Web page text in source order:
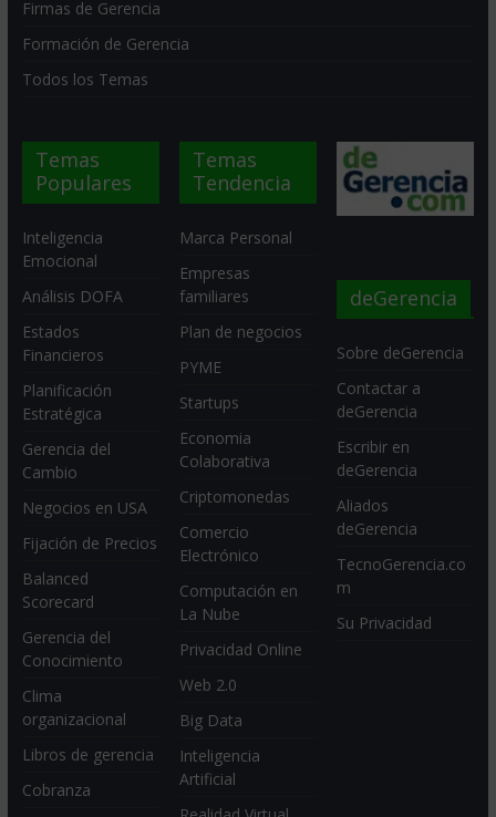
Firmas de Gerencia
Formación de Gerencia
Todos los Temas
Temas
Populares
Inteligencia
Emocional
Análisis DOFA
Estados
Financieros
Planificación
Estratégica
Gerencia del
Cambio
Negocios en USA
Fijación de Precios
Balanced
Scorecard
Gerencia del
Conocimiento
Clima
organizacional
Libros de gerencia
Cobranza
Temas
Tendencia
Marca Personal
Empresas
familiares
Plan de negocios
PYME
Startups
Economia
Colaborativa
Criptomonedas
Comercio
Electrónico
Computación en
La Nube
Privacidad Online
Web 2.0
Big Data
Inteligencia
Artificial
deGerencia
Sobre deGerencia
Contactar a
deGerencia
Escribir en
deGerencia
Aliados
deGerencia
TecnoGerencia.co
m
Su Privacidad